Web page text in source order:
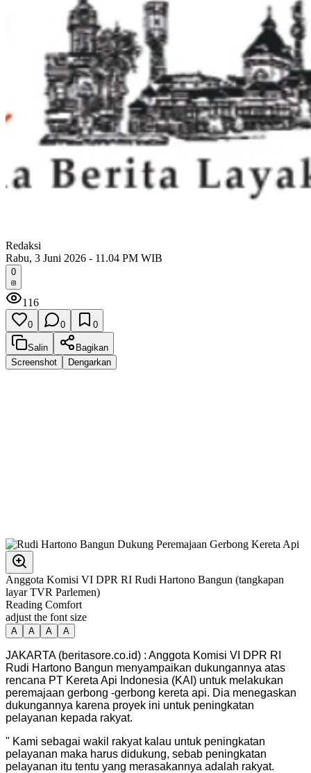
Redaksi
Rabu, 3 Juni 2026 - 11.04 PM WIB
0
116
0 0 0
Salin
Bagikan
Screenshot
Dengarkan
Anggota Komisi VI DPR RI Rudi Hartono Bangun (tangkapan
layar TVR Parlemen)
Reading Comfort
adjust the font size
A A A A
JAKARTA (beritasore.co.id) : Anggota Komisi VI DPR RI
Rudi Hartono Bangun menyampaikan dukungannya atas
rencana PT Kereta Api Indonesia (KAI) untuk melakukan
peremajaan gerbong -gerbong kereta api. Dia menegaskan
dukungannya karena proyek ini untuk peningkatan
pelayanan kepada rakyat.
" Kami sebagai wakil rakyat kalau untuk peningkatan
pelayanan maka harus didukung, sebab peningkatan
pelayanan itu tentu yang merasakannya adalah rakyat.